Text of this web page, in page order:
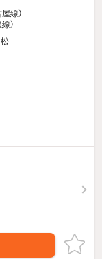
線）
）